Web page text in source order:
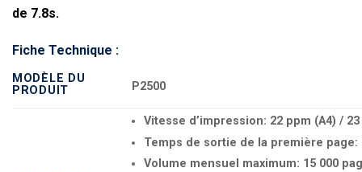
de 7.8s.
Fiche Technique :
MODÈLE DU
PRODUIT
P2500
Vitesse d’impression: 22 ppm (A4) /
Temps de sortie de la première page:
Volume mensuel maximum: 15 000